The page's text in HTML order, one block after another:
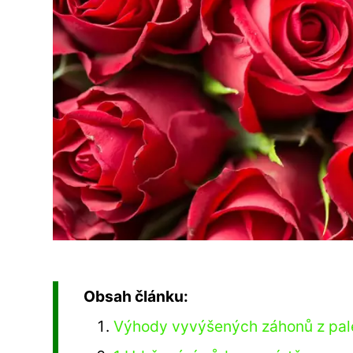
Obsah článku:
Výhody vyvýšených záhonů z